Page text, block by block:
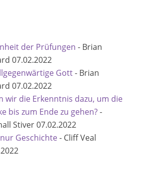
der Prüfungen - Brian
07.02.2022
Gott- Brian
07.02.2022
wir die Erkenntnis dazu, um die
bis zum Ende zu gehen?-
Stiver07.02.2022
Geschichte- Cliff Veal